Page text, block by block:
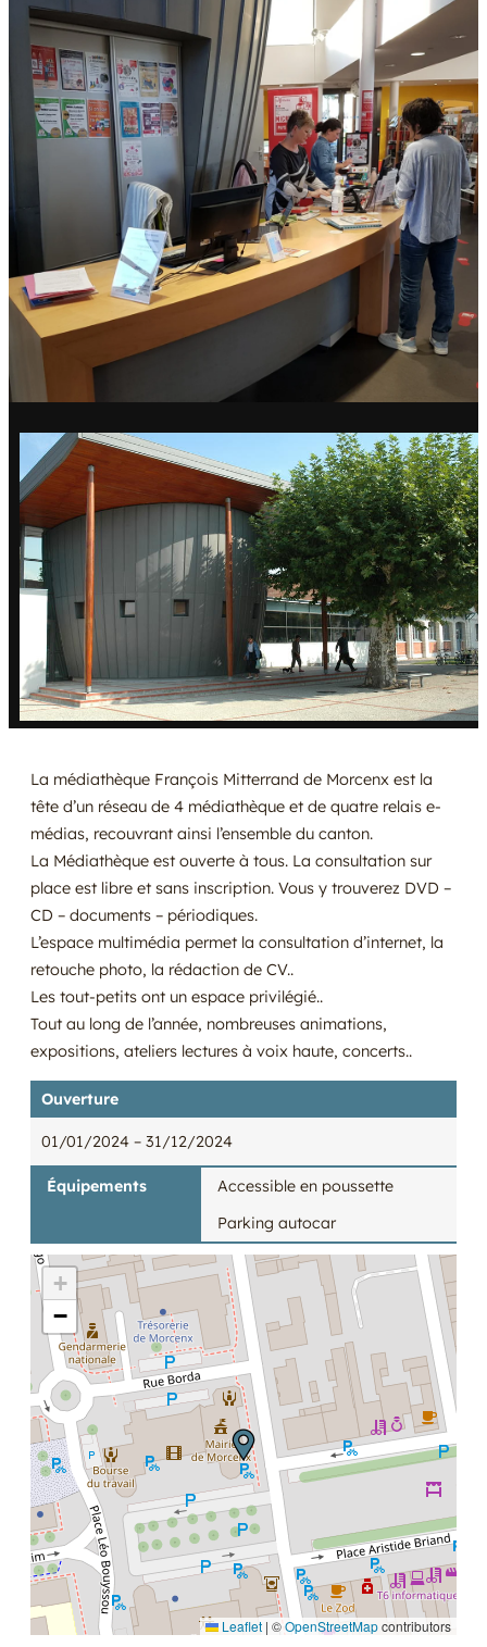
La médiathèque François Mitterrand de Morcenx est la
tête d’un réseau de 4 médiathèque et de quatre relais e-
médias, recouvrant ainsi l’ensemble du canton.
La Médiathèque est ouverte à tous. La consultation sur
place est libre et sans inscription. Vous y trouverez DVD –
CD – documents – périodiques.
L’espace multimédia permet la consultation d’internet, la
retouche photo, la rédaction de CV..
Les tout-petits ont un espace privilégié..
Tout au long de l’année, nombreuses animations,
expositions, ateliers lectures à voix haute, concerts..
Ouverture
01/01/2024 – 31/12/2024
Équipements
Accessible en poussette
Parking autocar
+
−
Leaflet | ©OpenStreetMapcontributors